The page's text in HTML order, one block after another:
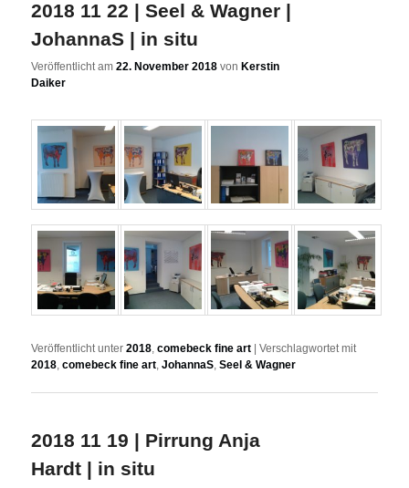
2018 11 22 | Seel & Wagner |
JohannaS | in situ
Veröffentlicht am22. November 2018 von Kerstin
Daiker
Veröffentlicht unter 2018 ,comebeck fine art |Verschlagwortet mit
2018 ,comebeck fine art ,JohannaS ,Seel & Wagner
2018 11 19 | Pirrung Anja
Hardt | in situ